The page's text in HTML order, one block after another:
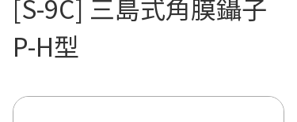
[S-9C] 三島式角膜鑷子
P-H型